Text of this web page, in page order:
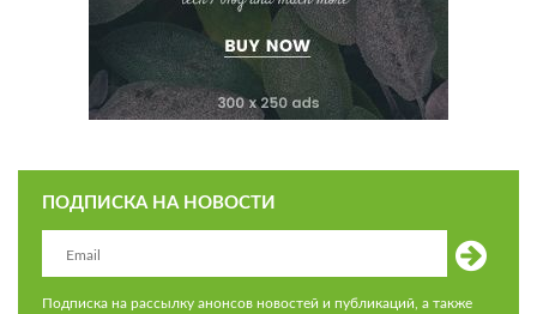
ПОДПИСКА НА НОВОСТИ
Подписка на рассылку анонсов новостей и публикаций, а также